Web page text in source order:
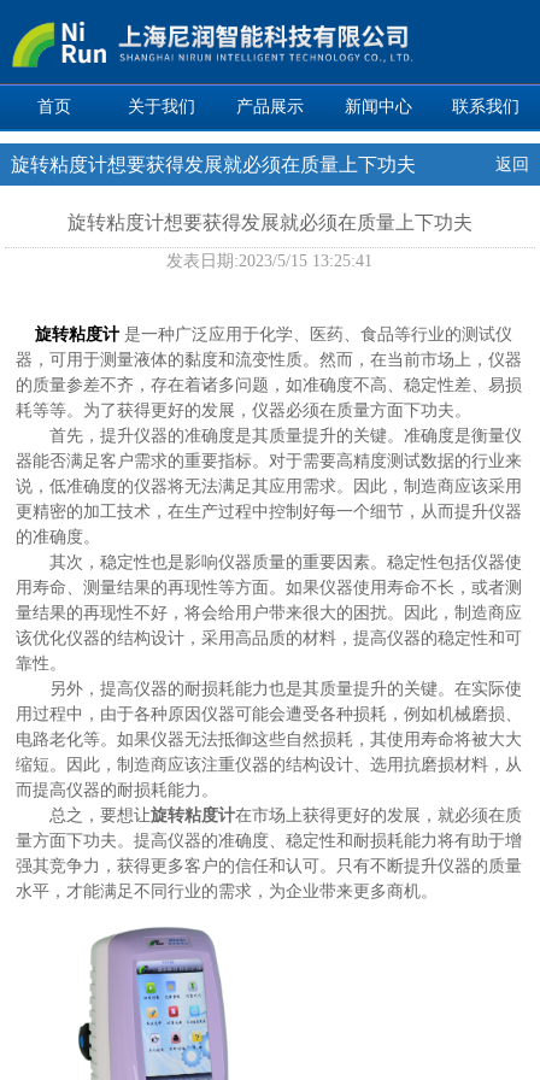
首页 关于我们 产品展示 新闻中心 联系我们
旋转粘度计想要获得发展就必须在质量上下功夫 返回
旋转粘度计想要获得发展就必须在质量上下功夫
发表日期:2023/5/15 13:25:41
旋转粘度计 是一种广泛应用于化学、医药、食品等行业的测试仪
器，可用于测量液体的黏度和流变性质。然而，在当前市场上，仪器
的质量参差不齐，存在着诸多问题，如准确度不高、稳定性差、易损
耗等等。为了获得更好的发展，仪器必须在质量方面下功夫。
首先，提升仪器的准确度是其质量提升的关键。准确度是衡量仪
器能否满足客户需求的重要指标。对于需要高精度测试数据的行业来
说，低准确度的仪器将无法满足其应用需求。因此，制造商应该采用
更精密的加工技术，在生产过程中控制好每一个细节，从而提升仪器
的准确度。
其次，稳定性也是影响仪器质量的重要因素。稳定性包括仪器使
用寿命、测量结果的再现性等方面。如果仪器使用寿命不长，或者测
量结果的再现性不好，将会给用户带来很大的困扰。因此，制造商应
该优化仪器的结构设计，采用高品质的材料，提高仪器的稳定性和可
靠性。
另外，提高仪器的耐损耗能力也是其质量提升的关键。在实际使
用过程中，由于各种原因仪器可能会遭受各种损耗，例如机械磨损、
电路老化等。如果仪器无法抵御这些自然损耗，其使用寿命将被大大
缩短。因此，制造商应该注重仪器的结构设计、选用抗磨损材料，从
而提高仪器的耐损耗能力。
总之，要想让旋转粘度计在市场上获得更好的发展，就必须在质
量方面下功夫。提高仪器的准确度、稳定性和耐损耗能力将有助于增
强其竞争力，获得更多客户的信任和认可。只有不断提升仪器的质量
水平，才能满足不同行业的需求，为企业带来更多商机。